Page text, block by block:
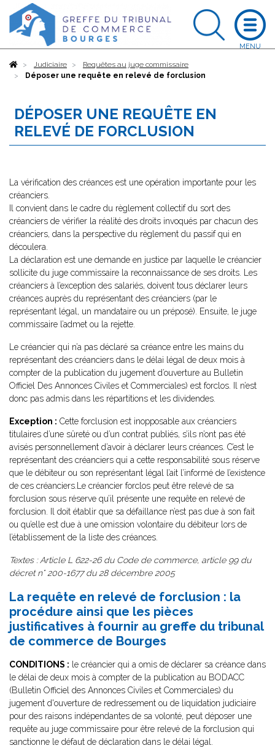
AccueilJudiciaire
Requêtes au juge commissaire
Déposer une requête en relevé de forclusion
DÉPOSER UNE REQUÊTE EN
RELEVÉ DE FORCLUSION
La vérification des créances est une opération importante pour les
créanciers.
Il convient dans le cadre du règlement collectif du sort des
créanciers de vérifier la réalité des droits invoqués par chacun des
créanciers, dans la perspective du règlement du passif qui en
découlera.
La déclaration est une demande en justice par laquelle le créancier
sollicite du juge commissaire la reconnaissance de ses droits. Les
créanciers à l’exception des salariés, doivent tous déclarer leurs
créances auprès du représentant des créanciers (par le
représentant légal, un mandataire ou un préposé). Ensuite, le juge
commissaire l’admet ou la rejette.
Le créancier qui n’a pas déclaré sa créance entre les mains du
représentant des créanciers dans le délai légal de deux mois à
compter de la publication du jugement d’ouverture au Bulletin
Officiel Des Annonces Civiles et Commerciales) est forclos. Il n’est
donc pas admis dans les répartitions et les dividendes.
Exception : Cette forclusion est inopposable aux créanciers
titulaires d’une sûreté ou d’un contrat publiés, s’ils n’ont pas été
avisés personnellement d’avoir à déclarer leurs créances. C’est le
représentant des créanciers qui a cette responsabilité sous réserve
que le débiteur ou son représentant légal l’ait l’informé de l’existence
de ces créanciers.Le créancier forclos peut être relevé de sa
forclusion sous réserve qu’il présente une requête en relevé de
forclusion. Il doit établir que sa défaillance n’est pas due à son fait
ou qu’elle est due à une omission volontaire du débiteur lors de
l’établissement de la liste des créances.
Textes : Article L 622-26 du Code de commerce, article 99 du
décret n° 200-1677 du 28 décembre 2005
La requête en relevé de forclusion : la
procédure ainsi que les pièces
justificatives à fournir au greffe du tribunal
de commerce de Bourges
CONDITIONS : le créancier qui a omis de déclarer sa créance dans
le délai de deux mois à compter de la publication au BODACC
(Bulletin Officiel des Annonces Civiles et Commerciales) du
jugement d'ouverture de redressement ou de liquidation judiciaire
pour des raisons indépendantes de sa volonté, peut déposer une
requête au juge commissaire pour être relevé de la forclusion qui
sanctionne le défaut de déclaration dans le délai légal.